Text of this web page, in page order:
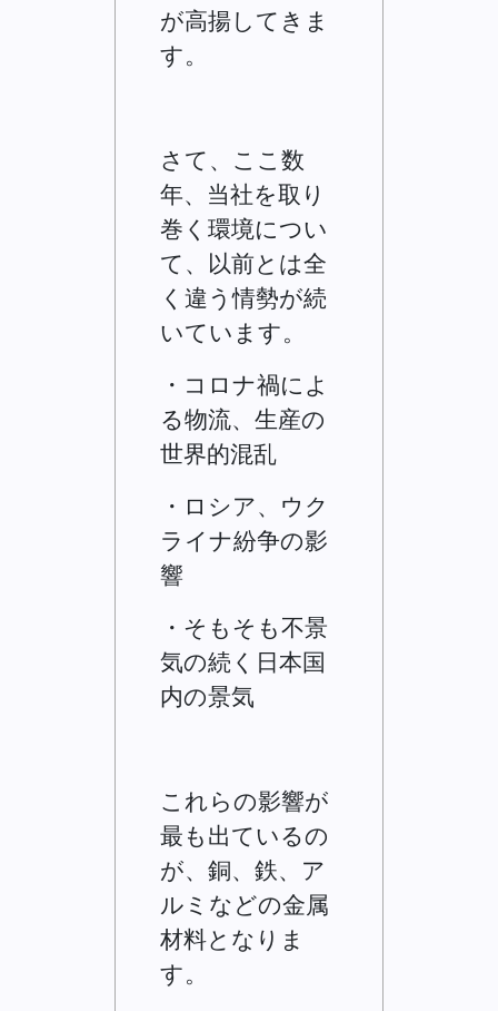
が高揚してきま
す。
さて、ここ数
年、当社を取り
巻く環境につい
て、以前とは全
く違う情勢が続
いています。
・コロナ禍によ
る物流、生産の
世界的混乱
・ロシア、ウク
ライナ紛争の影
響
・そもそも不景
気の続く日本国
内の景気
これらの影響が
最も出ているの
が、銅、鉄、ア
ルミなどの金属
材料となりま
す。